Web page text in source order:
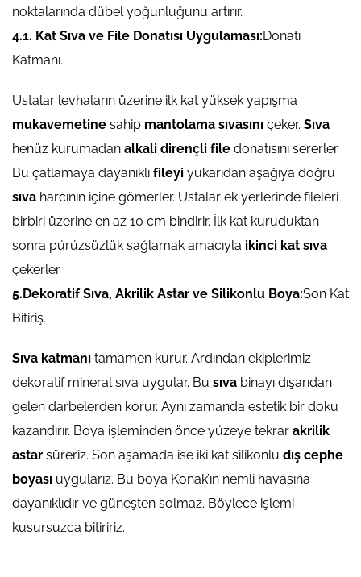
noktalarında dübel yoğunluğunu artırır.
4.1. Kat Sıva ve File Donatısı Uygulaması:Donatı
Katmanı.
Ustalar levhaların üzerine ilk kat yüksek yapışma
mukavemetine sahip mantolama sıvasını çeker. Sıva
henüz kurumadan alkali dirençli file donatısını sererler.
Bu çatlamaya dayanıklı fileyi yukarıdan aşağıya doğru
sıva harcının içine gömerler. Ustalar ek yerlerinde fileleri
birbiri üzerine en az 10 cm bindirir. İlk kat kuruduktan
sonra pürüzsüzlük sağlamak amacıyla ikinci kat sıva
çekerler.
5.Dekoratif Sıva, Akrilik Astar ve Silikonlu Boya:Son Kat
Bitiriş.
Sıva katmanı tamamen kurur. Ardından ekiplerimiz
dekoratif mineral sıva uygular. Bu sıva binayı dışarıdan
gelen darbelerden korur. Aynı zamanda estetik bir doku
kazandırır. Boya işleminden önce yüzeye tekrar akrilik
astar süreriz. Son aşamada ise iki kat silikonlu dış cephe
boyası uygularız. Bu boya Konak’ın nemli havasına
dayanıklıdır ve güneşten solmaz. Böylece işlemi
kusursuzca bitiririz.